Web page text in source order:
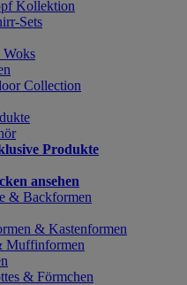
Kollektion
Sets
Woks
Collection
Produkte
ansehen
& Backformen
& Kastenformen
Muffinformen
& Förmchen